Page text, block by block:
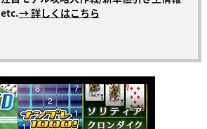
etc.→ 詳しくはこちら